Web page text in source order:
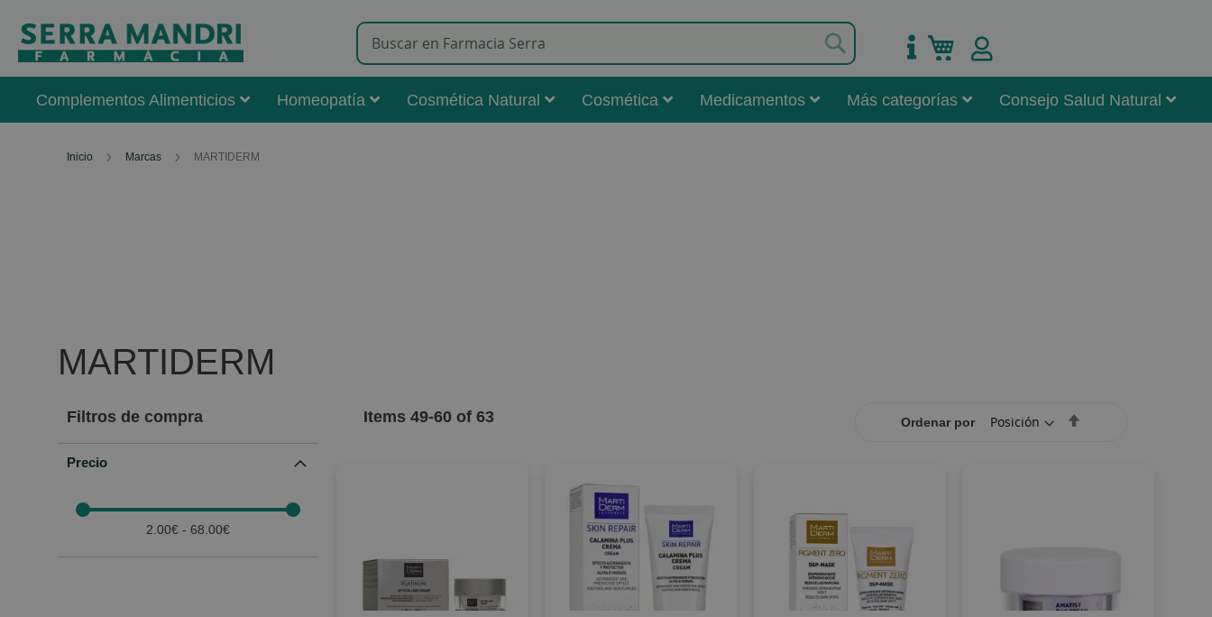
Mi carrito
Complementos Alimenticios Homeopatía Cosmética Natural Cosmética Medicamentos Más categorías Consejo Salud Natural
Inicio Marcas MARTIDERM
MARTIDERM
Items 49-60of 63 Ordenar por
Filtros de compra
Precio
2.00€ - 68.00€